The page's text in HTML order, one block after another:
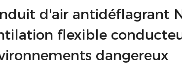
d'air antidéflagrant
flexible
dangereux